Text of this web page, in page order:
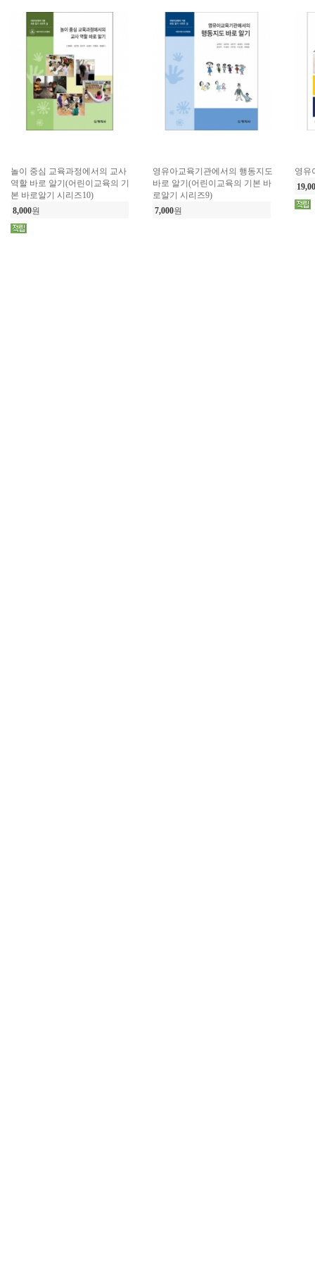
놀이 중심 교육과정에서의 교사
역할 바로 알기(어린이교육의 기
본 바로알기 시리즈10)
8,000원
영유아교육기관에서의 행동지도
바로 알기(어린이교육의 기본 바
로알기 시리즈9)
7,000원
영유